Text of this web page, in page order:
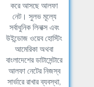
করে আসছে আলফা
নেট। সুলভ মূল্যে
সর্বাধুনিক লিনাক্স এবং
উইন্ডোজ ওয়েব হোস্টিং
আমেরিকা অথবা
বাংলাদেশের ডাটাসেন্টারে
আলফা নেটের নিজস্ব
সার্ভারে রাখার ব্যবস্থা,